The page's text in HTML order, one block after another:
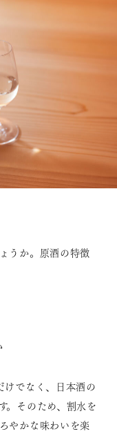
うか。原酒の特徴
けでなく、日本酒の
。そのため、割水を
やかな味わいを楽